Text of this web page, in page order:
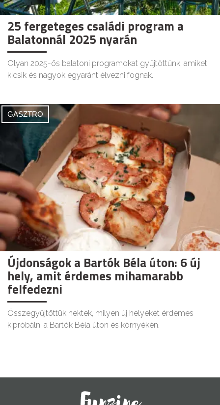
25 fergeteges családi program a
Balatonnál 2025 nyarán
Olyan 2025-ös balatoni programokat gyűjtöttünk, amiket
kicsik és nagyok egyaránt élvezni fognak.
GASZTRO
Újdonságok a Bartók Béla úton: 6 új
hely, amit érdemes mihamarabb
felfedezni
Összegyűjtöttük nektek, milyen új helyeket érdemes
kipróbálni a Bartók Béla úton és környékén.